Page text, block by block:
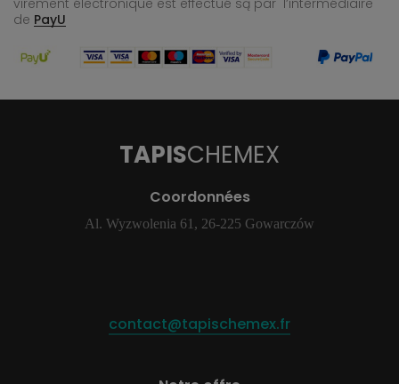
virement électronique est effectué są par l’intermédiaire
de PayU
TAPISCHEMEX
Coordonnées
Al. Wyzwolenia 61, 26-225 Gowarczów
contact@tapischemex.fr